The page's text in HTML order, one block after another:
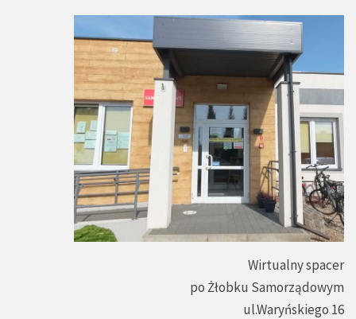
Wirtualny spacer
po Żłobku Samorządowym
ul.Waryńskiego 16